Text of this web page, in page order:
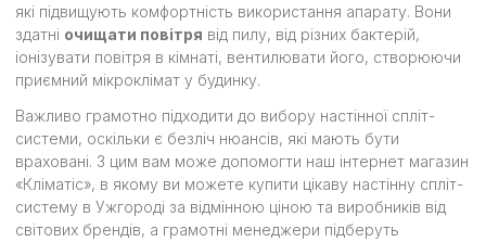
які підвищують комфортність використання апарату. Вони
здатні очищати повітря від пилу, від різних бактерій,
іонізувати повітря в кімнаті, вентилювати його, створюючи
приємний мікроклімат у будинку.
Важливо грамотно підходити до вибору настінної спліт-
системи, оскільки є безліч нюансів, які мають бути
враховані. З цим вам може допомогти наш інтернет магазин
«Кліматіс», в якому ви можете купити цікаву настінну спліт-
систему в Ужгороді за відмінною ціною та виробників від
світових брендів, а грамотні менеджери підберуть